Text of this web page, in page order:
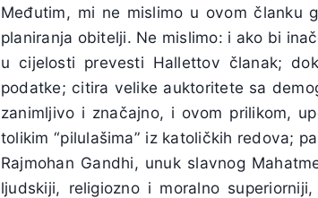
Međutim, mi ne mislimo u ovom članku
planiranja obitelji. Ne mislimo: i ako bi
u cijelosti prevesti Hallettov članak;
podatke; citira velike auktoritete sa
zanimljivo i značajno, i ovom prilikom,
tolikim “pilulašima” iz katoličkih redova;
Rajmohan Gandhi, unuk slavnog
ljudskiji, religiozno i moralno